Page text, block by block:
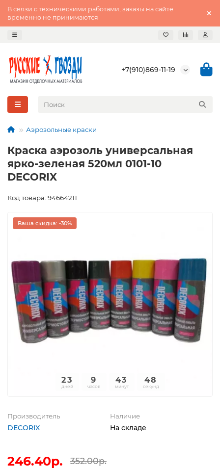
В связи с техническими работами, заказы на сайте
временно не принимаются
+7(910)869-11-19
Аэрозольные краски
Краска аэрозоль универсальная
ярко-зеленая 520мл 0101-10
DECORIX
Код товара: 94664211
Ваша скидка: -30%
23
дней
9
часов
43
минут
47
секунд
Производитель
DECORIX
Наличие
На складе
246.40р. 352.00р.